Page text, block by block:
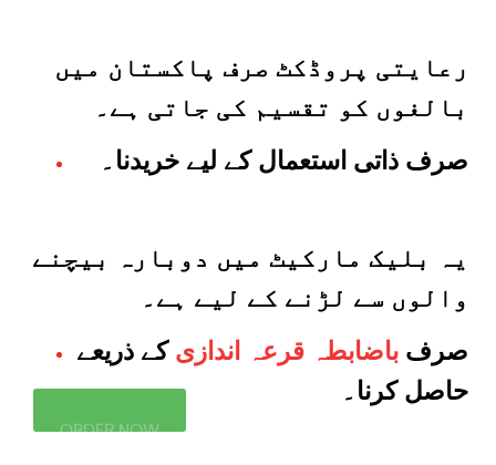
رعایتی پروڈکٹ صرف پاکستان میں
بالغوں کو تقسیم کی جاتی ہے۔
صرف ذاتی استعمال کے لیے خریدنا۔
یہ بلیک مارکیٹ میں دوبارہ بیچنے
والوں سے لڑنے کے لیے ہے۔
صرف باضابطہ قرعہ اندازی کے ذریعے
حاصل کرنا۔
ORDER NOW